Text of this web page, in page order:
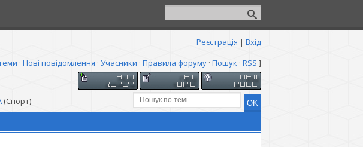
Реєстрація | Вхід
· Нові повідомлення · Учасники · Правила форуму· Пошук · RSS ]
(Спорт)